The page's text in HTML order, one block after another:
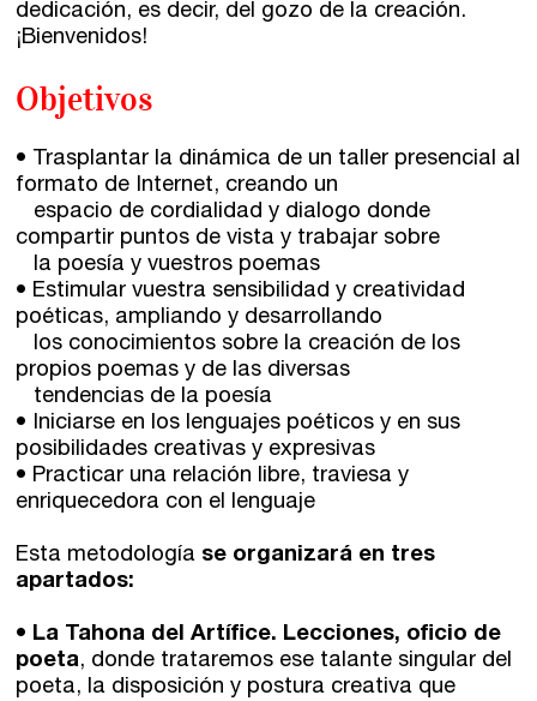
dedicación, es decir, del gozo de la creación.
¡Bienvenidos!
Objetivos
• Trasplantar la dinámica de un taller presencial al
formato de Internet, creando un
espacio de cordialidad y dialogo donde
compartir puntos de vista y trabajar sobre
la poesía y vuestros poemas
• Estimular vuestra sensibilidad y creatividad
poéticas, ampliando y desarrollando
los conocimientos sobre la creación de los
propios poemas y de las diversas
tendencias de la poesía
• Iniciarse en los lenguajes poéticos y en sus
posibilidades creativas y expresivas
• Practicar una relación libre, traviesa y
enriquecedora con el lenguaje
Esta metodología se organizará en tres
apartados:
• La Tahona del Artífice. Lecciones, oficio de
poeta, donde trataremos ese talante singular del
poeta, la disposición y postura creativa que